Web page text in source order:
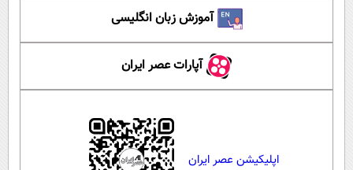
آموزش زبان انگلیسی
آپارات عصر ایران
اپلیکیشن عصر ایران